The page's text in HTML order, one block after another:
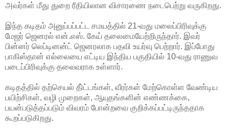
அவர்‌கள் மீது துறை ரீதியிலான விசாரணை நடைபெற்று வருகிறது.
இந்த கடிதம் அனுப்பப்பட்ட சமயத்தில் 21-வது மலைப்பிரிவுக்கு
மேஜர் ஜெனரல் என்.எஸ். கேய் தலைமையேற்றிருந்தார். இவர்
பின்னர் லெப்டினன்ட் ஜெனரலாக பதவி உயர்வு பெற்றார். இப்போது
பாகிஸ்தான் எல்லையை எட்டிய இந்திய பகுதியில் 10-வது ராணுவ
படைப்பிரிவுக்கு தலைவராக உள்ளார்.
கடிதத்தில் தற்செயல் தி்ட்டங்கள், ‌வீரர்கள் மேற்கொள்ள வேண்டிய
பயிற்சிகள், வழி முறைகள், ஆயுதங்களின் எண்ணக்கை,
பயன்படுத்தப்படும் விவரம் போன்றவை குறிக்கப்பட்டிருந்ததாக
கூறப்படுகிறது.